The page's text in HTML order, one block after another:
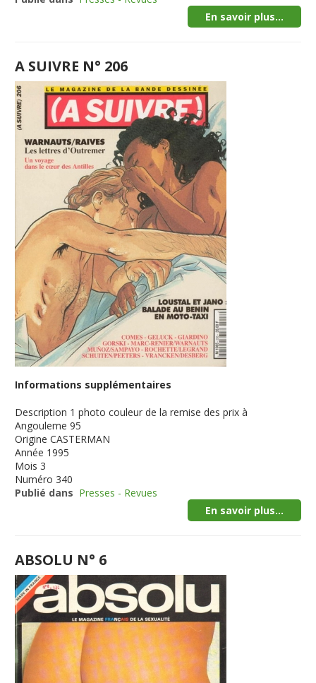
En savoir plus...
A SUIVRE N° 206
Informations supplémentaires
Description 1 photo couleur de la remise des prix à
Angouleme 95
Origine CASTERMAN
Année 1995
Mois 3
Numéro 340
Publié dans Presses - Revues
En savoir plus...
ABSOLU N° 6